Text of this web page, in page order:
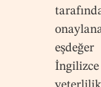
eşdeğer
İngilizce